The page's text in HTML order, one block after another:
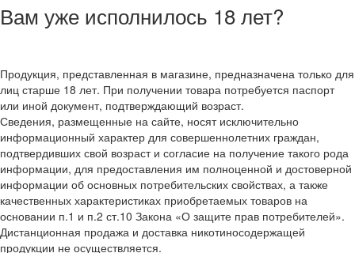
Вам уже исполнилось 18 лет?
Продукция, представленная в магазине, предназначена только для
лиц старше 18 лет. При получении товара потребуется паспорт
или иной документ, подтверждающий возраст.
Сведения, размещенные на сайте, носят исключительно
информационный характер для совершеннолетних граждан,
подтвердивших свой возраст и согласие на получение такого рода
информации, для предоставления им полноценной и достоверной
информации об основных потребительских свойствах, а также
качественных характеристиках приобретаемых товаров на
основании п.1 и п.2 ст.10 Закона «О защите прав потребителей».
Дистанционная продажа и доставка никотиносодержащей
продукции не осуществляется.